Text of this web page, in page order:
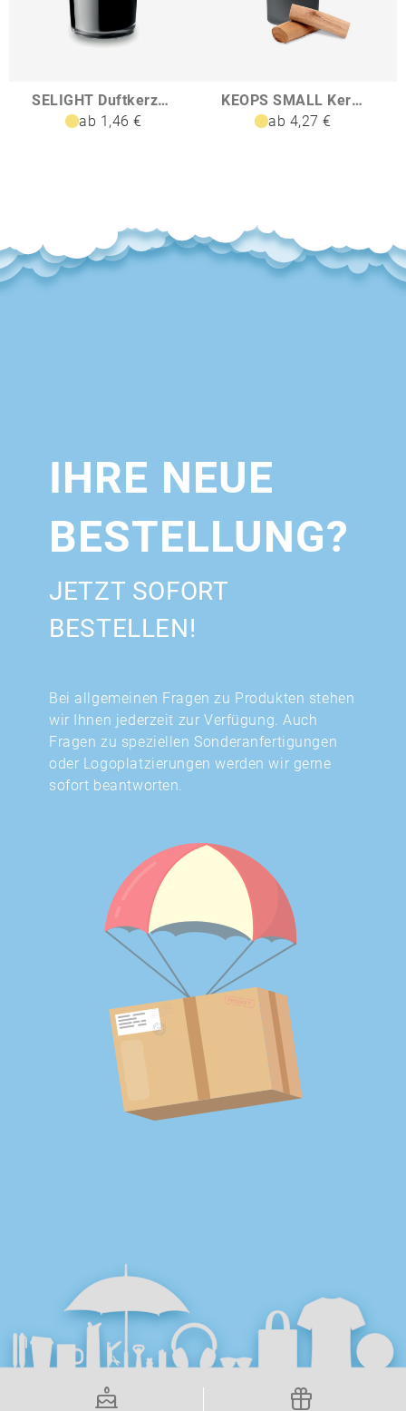
SELIGHT Duftkerze im Glas
ab 1,46 €
KEOPS SMALL Kerze im Glas 120 g
ab 4,27 €
IHRE NEUE
BESTELLUNG?
JETZT SOFORT
BESTELLEN!
Bei allgemeinen Fragen zu Produkten stehen
wir Ihnen jederzeit zur Verfügung. Auch
Fragen zu speziellen Sonderanfertigungen
oder Logoplatzierungen werden wir gerne
sofort beantworten.